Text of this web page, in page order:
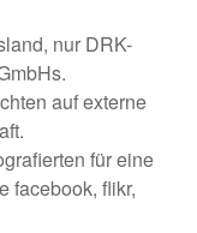
nur DRK-
auf externe
für eine
facebook, flikr,